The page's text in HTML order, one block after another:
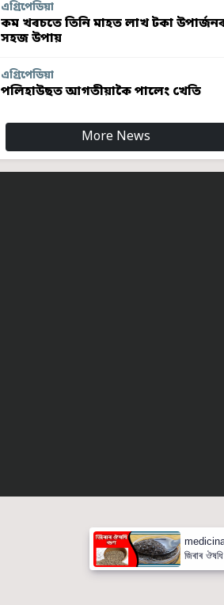
এগ্ৰিপেডিয়া
কম খৰচতে তিনি মাহত লাখ টকা
সহজ উপায়
এগ্ৰিপেডিয়া
পলিহাউছত আগতীয়াকৈ পালেং খেতি
More News
জিৰাৰ